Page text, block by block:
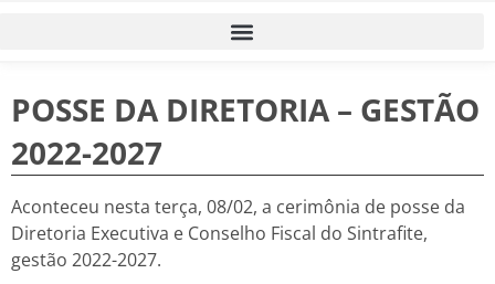
POSSE DA DIRETORIA – GESTÃO
2022-2027
Aconteceu nesta terça, 08/02, a cerimônia de posse da
Diretoria Executiva e Conselho Fiscal do Sintrafite,
gestão 2022-2027.